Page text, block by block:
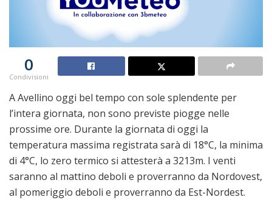
0
Condivisioni
A Avellino oggi bel tempo con sole splendente per
l’intera giornata, non sono previste piogge nelle
prossime ore. Durante la giornata di oggi la
temperatura massima registrata sarà di 18°C, la minima
di 4°C, lo zero termico si attesterà a 3213m. I venti
saranno al mattino deboli e proverranno da Nordovest,
al pomeriggio deboli e proverranno da Est-Nordest.